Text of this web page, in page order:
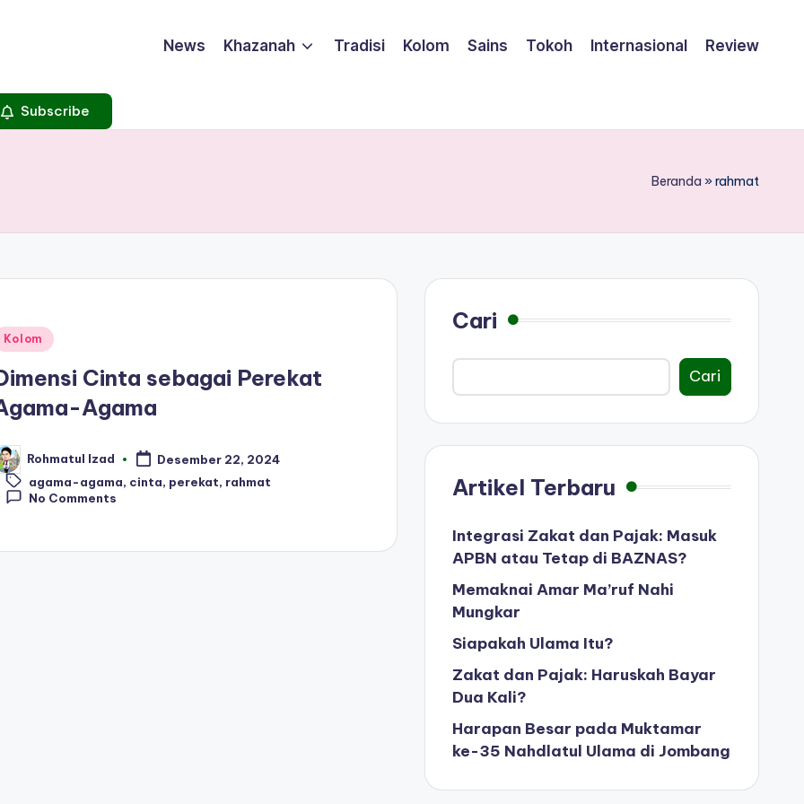
News Khazanah Tradisi Kolom Sains Tokoh Internasional Review
Subscribe
Beranda »rahmat
Kolom
Cinta sebagai Perekat
Agama
Rohmatul Izad
Desember 22, 2024
Tags:
agama-agama, cinta, perekat, rahmat
No Comments
Cari
Cari
Artikel Terbaru
Integrasi Zakat dan Pajak: Masuk
APBN atau Tetap di BAZNAS?
Memaknai Amar Ma’ruf Nahi
Mungkar
Siapakah Ulama Itu?
Zakat dan Pajak: Haruskah Bayar
Dua Kali?
Harapan Besar pada Muktamar
ke-35 Nahdlatul Ulama di Jombang